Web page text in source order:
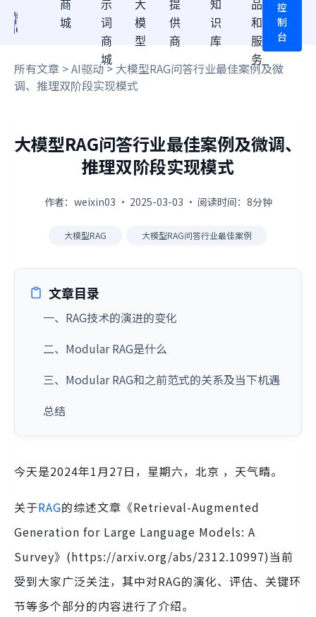
商
城
示
词
商
城
大
模
型
提
供
商
知
识
库
品
和
服
务
控
制
台
所有文章 >AI驱动> 大模型RAG问答行业最佳案例及微
调、推理双阶段实现模式
大模型RAG问答行业最佳案例及微调、
推理双阶段实现模式
作者：weixin03 · 2025-03-03 · 阅读时间：8分钟
大模型RAG 大模型RAG问答行业最佳案例
文章目录
一、RAG技术的演进的变化
二、Modular RAG是什么
三、Modular RAG和之前范式的关系及当下机遇
总结
今天是2024年1月27日，星期六，北京 ，天气晴。
关于RAG的综述文章《Retrieval-Augmented
Generation for Large Language Models: A
Survey》(https://arxiv.org/abs/2312.10997)当前
受到大家广泛关注，其中对RAG的演化、评估、关键环
节等多个部分的内容进行了介绍。